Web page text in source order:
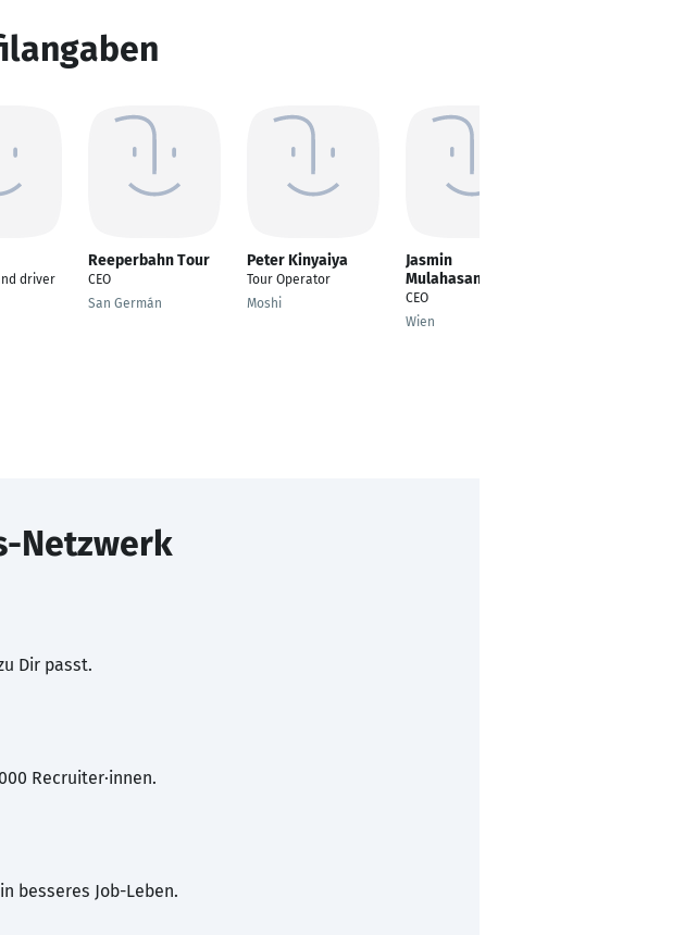
driver
Reeperbahn Tour
CEO
San Germán
Peter Kinyaiya
Tour Operator
Moshi
Jasmin
Mulahasanovic
CEO
Wien
Netzwerk
Dir passt.
Recruiter·innen.
besseres Job-Leben.